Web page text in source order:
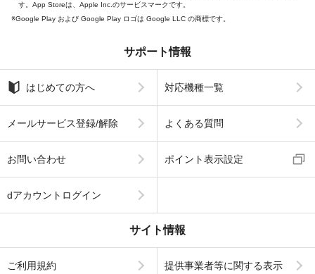
す。App Storeは、Apple Inc.のサービスマークです。
Google Play および Google Play ロゴは Google LLC の商標です。
サポート情報
はじめての方へ 対応機種一覧
メールサービス登録/解除 よくある質問
お問い合わせ ポイント表示設定
dアカウントログイン
サイト情報
ご利用規約 提供事業者等に関する表示